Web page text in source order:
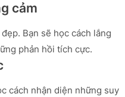
cảm
Bạn sẽ học cách lắng
phản hồi tích cực.
cách nhận diện những suy